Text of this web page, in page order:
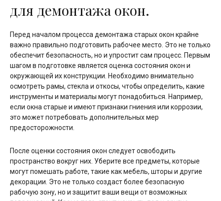
для демонтажа окон.
Перед началом процесса демонтажа старых окон крайне
важно правильно подготовить рабочее место. Это не только
обеспечит безопасность, но и упростит сам процесс. Первым
шагом в подготовке является оценка состояния окон и
окружающей их конструкции. Необходимо внимательно
осмотреть рамы, стекла и откосы, чтобы определить, какие
инструменты и материалы могут понадобиться. Например,
если окна старые и имеют признаки гниения или коррозии,
это может потребовать дополнительных мер
предосторожности.
После оценки состояния окон следует освободить
пространство вокруг них. Уберите все предметы, которые
могут помешать работе, такие как мебель, шторы и другие
декорации. Это не только создаст более безопасную
рабочую зону, но и защитит ваши вещи от возможных